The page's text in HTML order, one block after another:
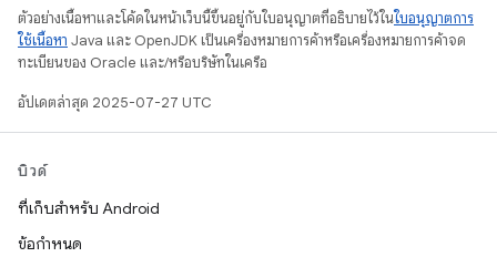
ตัวอย่างเนื้อหาและโค้ดในหน้าเว็บนี้ขึ้นอยู่กับใบอนุญาตที่อธิบายไว้ในใบอนุญาตการ
ใช้เนื้อหา Java และ OpenJDK เป็นเครื่องหมายการค้าหรือเครื่องหมายการค้าจด
ทะเบียนของ Oracle และ/หรือบริษัทในเครือ
อัปเดตล่าสุด 2025-07-27 UTC
บิวด์
ที่เก็บสำหรับ Android
ข้อกำหนด